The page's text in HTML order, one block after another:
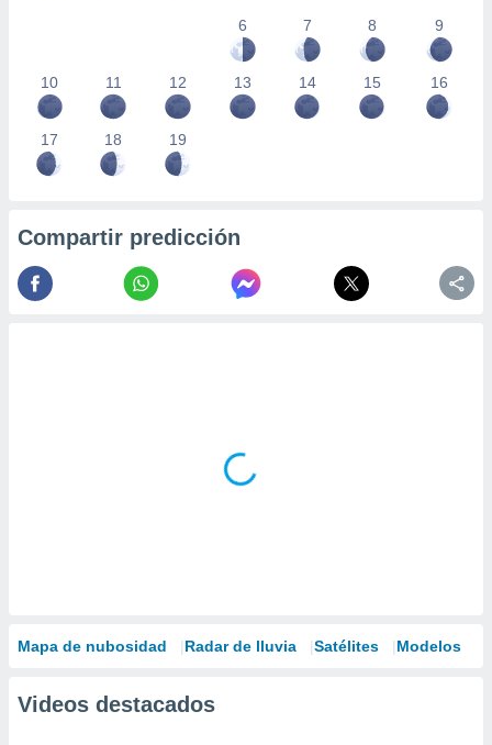
6
7 8 9
10 11 12 13 14 15 16
17 18 19
Compartir predicción
Mapa de nubosidad Radar de lluvia Satélites Modelos
Videos destacados